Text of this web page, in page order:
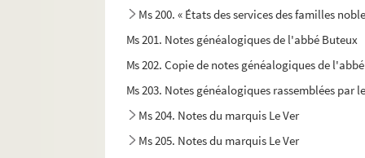
Ms 200. « États des services des familles
Ms 201. Notes généalogiques de l'abbé Buteux
Ms 202. Copie de notes généalogiques de
Ms 203. Notes généalogiques rassemblées par
Ms 204. Notes du marquis Le Ver
Ms 205. Notes du marquis Le Ver